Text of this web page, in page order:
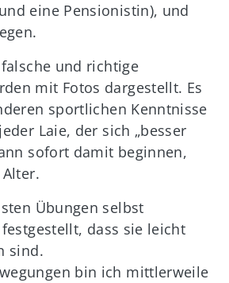
eine Pensionistin), und
und richtige
mit Fotos dargestellt. Es
sportlichen Kenntnisse
Laie, der sich „besser
sofort damit beginnen,
Übungen selbst
dass sie leicht
sind.
bin ich mittlerweile